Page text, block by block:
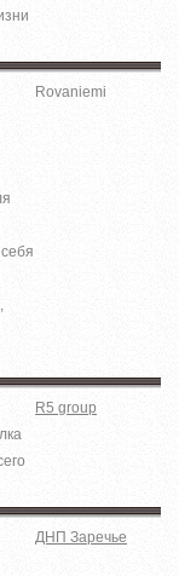
Rovaniemi
R5 group
ДНП Заречье